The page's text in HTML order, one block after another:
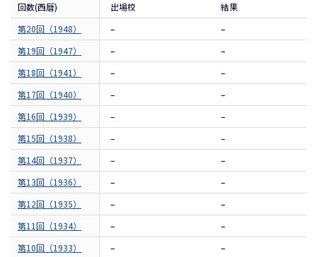
回数(西暦) 出場校
結果
第20回（1948）
–
–
第19回（1947）
–
–
第18回（1941）
–
–
第17回（1940）
–
–
第16回（1939）
–
–
第15回（1938）
–
–
第14回（1937）
–
–
第13回（1936）
–
–
第12回（1935）
–
–
第11回（1934）
–
–
第10回（1933）
–
–